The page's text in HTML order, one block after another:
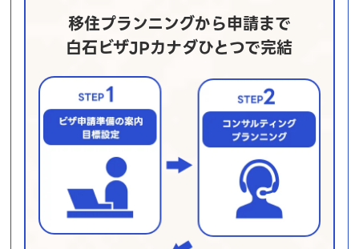
移住プランニングから申請まで
白石ビザJPカナダひとつで完結